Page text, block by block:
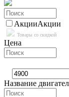
АкцииАкции
Товары со скидкой
Цена
Название